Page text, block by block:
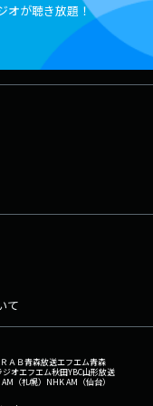
オが聴き放題！
て
ＲＡＢ青森放送エフエム青森
ジオエフエム秋田YBC山形放送
（札幌） NHK AM（仙台）